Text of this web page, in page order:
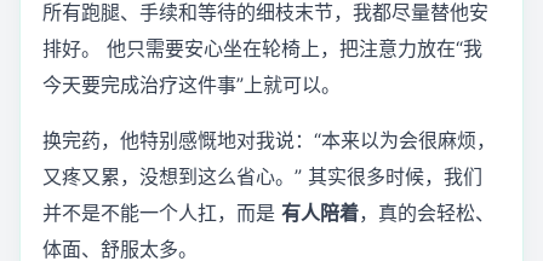
所有跑腿、手续和等待的细枝末节，我都尽量替他安
排好。 他只需要安心坐在轮椅上，把注意力放在“我
今天要完成治疗这件事”上就可以。
换完药，他特别感慨地对我说：“本来以为会很麻烦，
又疼又累，没想到这么省心。” 其实很多时候，我们
并不是不能一个人扛，而是 有人陪着，真的会轻松、
体面、舒服太多。